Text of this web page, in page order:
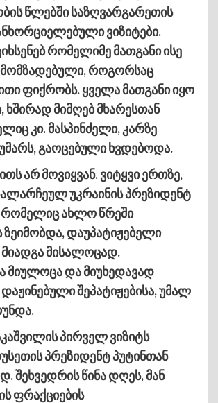
წლებში საზღვარგარეთის
ვიზიტები.
რომელიმე მათგანი ისე
როგორსაც
ფიქრობს. ყველა მათგანი იყო
ხშირად მიმღებ მხარესთან
კი. მასპინძელი, კარზე
გაოცებული ხვდებოდა.
არ მოვიყვან. ვიტყვი ერთზე,
უკრაინის პრეზიდენტ
რომელიც ახლო წრეში
ზეიმობდა, დაუპატიჟებელი
მიადგა მისალოცად.
მიულოცა და მიუხედავად
შეპატიჟებისა, უმალ
პირველ ვიზიტს
პრეზიდენტ პუტინთან
შეხვედრის წინა დღეს, მან
ფრაქციების